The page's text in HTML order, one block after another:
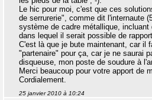
Le hic pour moi, c'est que ces
de serrurerie", comme dit l'internaute
système de cadre métallique, incluant
dans lequel il serait possible de
C'est là que je bute maintenant, car il
"partenaire" pour ça, car je ne saurai
disqueuse, mon poste de soudure à
Merci beaucoup pour votre apport de
Cordialement.
25 janvier 2010 à 10:24